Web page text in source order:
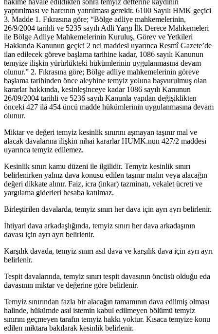
hakime havale edildikten sonra temyiz defterine kaydının
yaptırılması ve harcının yatırılması gerekir. 6100 Sayılı HMK geçici
3. Madde 1. Fıkrasına göre; “Bölge adliye mahkemelerinin,
26/9/2004 tarihli ve 5235 sayılı Adli Yargı İlk Derece Mahkemeleri
ile Bölge Adliye Mahkemelerinin Kuruluş, Görev ve Yetkileri
Hakkında Kanunun geçici 2 nci maddesi uyarınca Resmî Gazete’de
ilan edilecek göreve başlama tarihine kadar, 1086 sayılı Kanunun
temyize ilişkin yürürlükteki hükümlerinin uygulanmasına devam
olunur.” 2. Fıkrasına göre; Bölge adliye mahkemelerinin göreve
başlama tarihinden önce aleyhine temyiz yoluna başvurulmuş olan
kararlar hakkında, kesinleşinceye kadar 1086 sayılı Kanunun
26/09/2004 tarihli ve 5236 sayılı Kanunla yapılan değişiklikten
önceki 427 ilâ 454 üncü madde hükümlerinin uygulanmasına devam
olunur.
Miktar ve değeri temyiz kesinlik sınırını aşmayan taşınır mal ve
alacak davalarına ilişkin nihai kararlar HUMK.nun 427/2 maddesi
uyarınca temyiz edilemez.
Kesinlik sınırı kamu düzeni ile ilgilidir. Temyiz kesinlik sınırı
belirlenirken yalnız dava konusu edilen taşınır malın veya alacağın
değeri dikkate alınır. Faiz, icra (inkar) tazminatı, vekalet ücreti ve
yargılama giderleri hesaba katılmaz.
Birleştirilen davalarda, temyiz sınırı her dava için ayrı ayrı belirlenir.
İhtiyari dava arkadaşlığında, temyiz sınırı her dava arkadaşının
davası için ayrı ayrı belirlenir.
Karşılık davada, temyiz sınırı asıl dava ve karşılık dava için ayrı ayrı
belirlenir.
Tespit davalarında, temyiz sınırı tespit davasının öncüsü olduğu eda
davasının miktar ve değerine göre belirlenir.
Temyiz sınırından fazla bir alacağın tamamının dava edilmiş olması
halinde, hükümde asıl istemin kabul edilmeyen bölümü temyiz
sınırını geçmeyen tarafın temyiz hakkı yoktur. Kısaca temyize konu
edilen miktara bakılarak kesinlik belirlenir.